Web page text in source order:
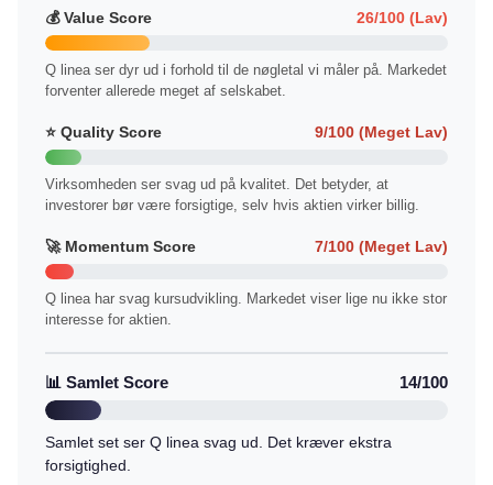
💰 Value Score 26/100 (Lav)
Q linea ser dyr ud i forhold til de nøgletal vi måler på. Markedet
forventer allerede meget af selskabet.
⭐ Quality Score 9/100 (Meget Lav)
Virksomheden ser svag ud på kvalitet. Det betyder, at
investorer bør være forsigtige, selv hvis aktien virker billig.
🚀 Momentum Score 7/100 (Meget Lav)
Q linea har svag kursudvikling. Markedet viser lige nu ikke stor
interesse for aktien.
📊 Samlet Score 14/100
Samlet set ser Q linea svag ud. Det kræver ekstra
forsigtighed.